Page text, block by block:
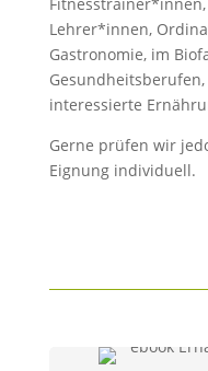
Lehrer*innen,
Gastronomie, im
interessierte
Gerne prüfen wir
Eignung individuell.